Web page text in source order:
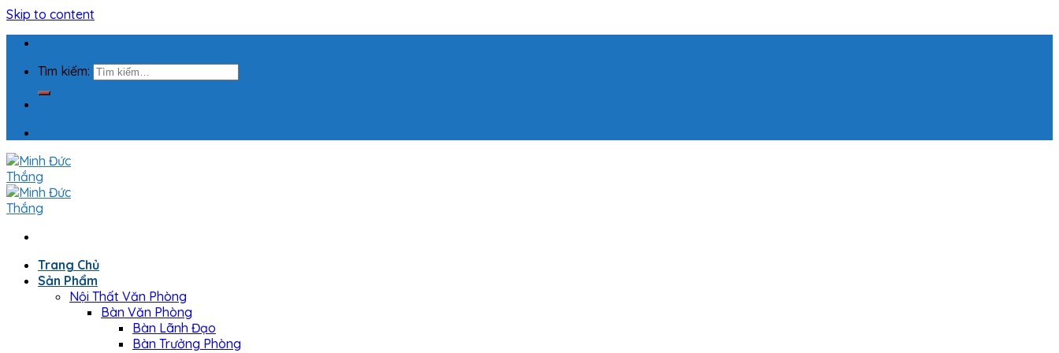
Skip to content
Tìm kiếm:
Trang Chủ
Sản Phẩm
Nội Thất Văn Phòng
Bàn Văn Phòng
Bàn Lãnh Đạo
Bàn Trưởng Phòng